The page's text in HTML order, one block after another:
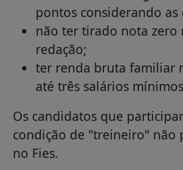
pontos considerando as
não ter tirado nota zero
redação;
ter renda bruta familiar
até três salários
Os candidatos que
condição de "treineiro" não
no Fies.